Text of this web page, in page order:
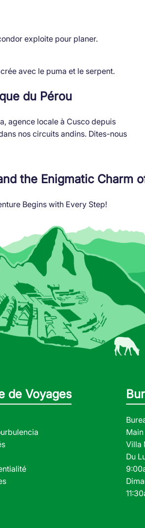
exploite pour planer.
avec le puma et le serpent.
du Pérou
agence locale à Cusco depuis
nos circuits andins. Dites-nous
the Enigmatic Charm
Begins with Every Step!
de Voyages
Villa
Du